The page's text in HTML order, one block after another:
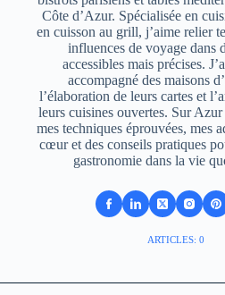
Côte d’Azur. Spécialisée en
en cuisson au grill, j’aime relier
influences de voyage dans
accessibles mais précises.
accompagné des maisons
l’élaboration de leurs cartes et
leurs cuisines ouvertes. Sur
mes techniques éprouvées, mes
cœur et des conseils pratiques
gastronomie dans la vie
ARTICLES: 0